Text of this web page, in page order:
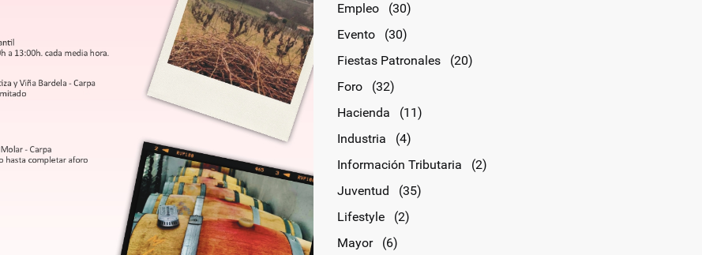
Empleo
(30)
Evento
(30)
Fiestas Patronales
(20)
Foro
(32)
Hacienda
(11)
Industria
(4)
Información Tributaria
(2)
Juventud
(35)
Lifestyle
(2)
Mayor
(6)